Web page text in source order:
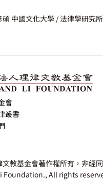
碩 中國文化大學 / 法律學研究所
會
叢書
文教基金會著作權所有，非經
Foundation., All rights